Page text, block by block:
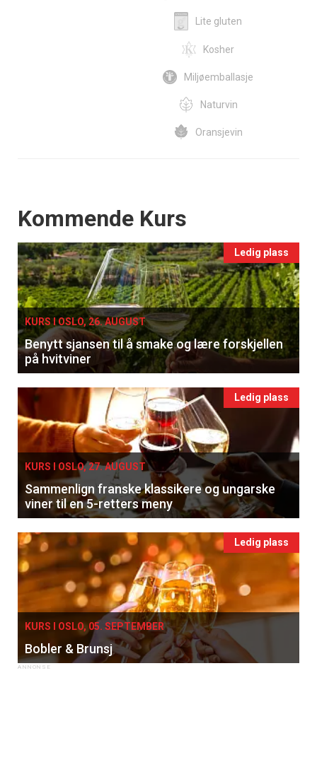
Lite gluten
Kosher
Miljøemballasje
Naturvin
Oransjevin
Events
Kommende Kurs
Ledig plass
KURS I OSLO, 26. AUGUST
Benytt sjansen til å smake og lære forskjellen
på hvitviner
Ledig plass
KURS I OSLO, 27. AUGUST
Sammenlign franske klassikere og ungarske
viner til en 5-retters meny
Ledig plass
KURS I OSLO, 05. SEPTEMBER
Bobler & Brunsj